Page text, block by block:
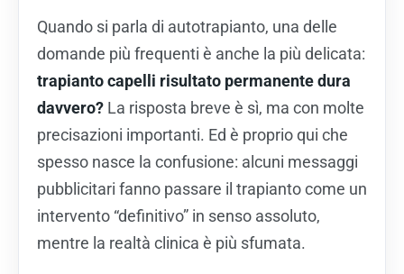
Quando si parla di autotrapianto, una delle
domande più frequenti è anche la più delicata:
trapianto capelli risultato permanente dura
davvero? La risposta breve è sì, ma con molte
precisazioni importanti. Ed è proprio qui che
spesso nasce la confusione: alcuni messaggi
pubblicitari fanno passare il trapianto come un
intervento “definitivo” in senso assoluto,
mentre la realtà clinica è più sfumata.